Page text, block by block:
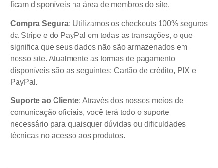
ficam disponíveis na área de membros do site.
Compra Segura: Utilizamos os checkouts 100% seguros
da Stripe e do PayPal em todas as transações, o que
significa que seus dados não são armazenados em
nosso site. Atualmente as formas de pagamento
disponíveis são as seguintes: Cartão de crédito, PIX e
PayPal.
Suporte ao Cliente: Através dos nossos meios de
comunicação oficiais, você terá todo o suporte
necessário para quaisquer dúvidas ou dificuldades
técnicas no acesso aos produtos.